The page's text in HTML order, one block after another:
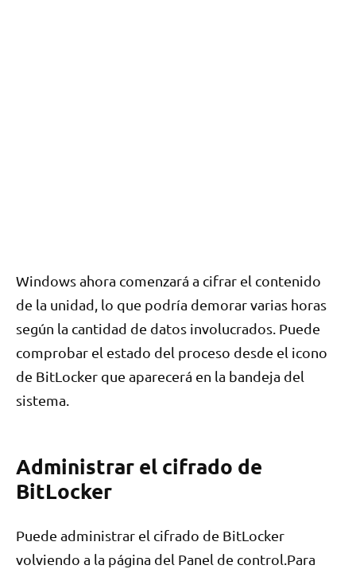
Windows ahora comenzará a cifrar el contenido
de la unidad, lo que podría demorar varias horas
según la cantidad de datos involucrados. Puede
comprobar el estado del proceso desde el icono
de BitLocker que aparecerá en la bandeja del
sistema.
Administrar el cifrado de
BitLocker
Puede administrar el cifrado de BitLocker
volviendo a la página del Panel de control.Para